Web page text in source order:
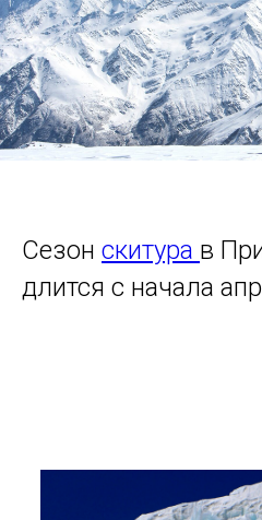
Сезон скитура в
длится с начала